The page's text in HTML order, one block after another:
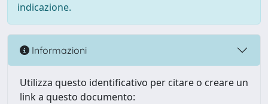
indicazione.
Informazioni
Utilizza questo identificativo per citare o creare un
link a questo documento: